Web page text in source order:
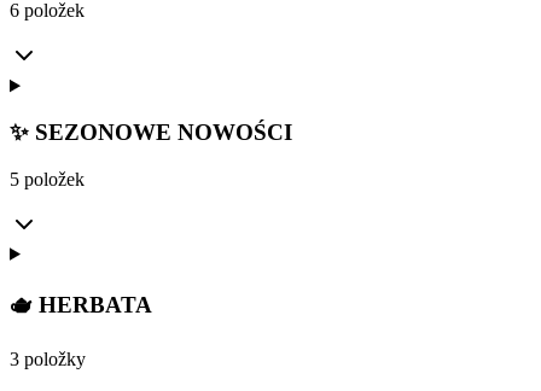
6 položek
✨ SEZONOWE NOWOŚCI
5 položek
🫖 HERBATA
3 položky